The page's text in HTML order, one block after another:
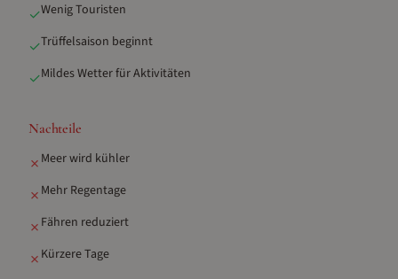
✓Wenig Touristen
✓Trüffelsaison beginnt
✓Mildes Wetter für Aktivitäten
Nachteile
✗ Meer wird kühler
✗ Mehr Regentage
✗ Fähren reduziert
✗ Kürzere Tage